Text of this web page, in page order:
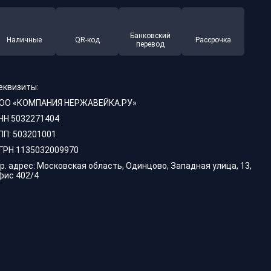
Наличные QR-код
Банковский
перевод
Рассрочка
«КОМПАНИЯ НЕРЖАВЕЙКА.РУ»
5032271404
503201001
1135032009970
адрес: Московская область, Одинцово, Западная улица, 13,
402/4